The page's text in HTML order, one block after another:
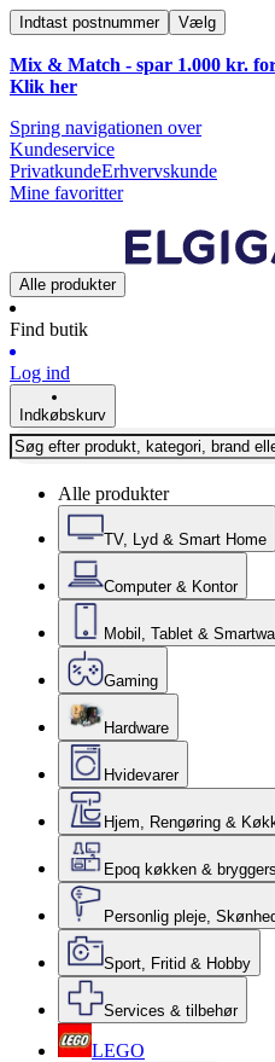
Indtast postnummer Vælg
Mix & Match - spar 1.000 kr.
Klik her
Spring navigationen over
Kundeservice
PrivatkundeErhvervskunde
Mine favoritter
Alle produkter
Find butik
Log ind
Indkøbskurv
Alle produkter
TV, Lyd & Smart Home
Computer & Kontor
Mobil, Tablet &
Gaming
Hardware
Hvidevarer
Hjem, Rengøring &
Epoq køkken & bryggers
Personlig pleje,
Sport, Fritid & Hobby
Services & tilbehør
LEGO